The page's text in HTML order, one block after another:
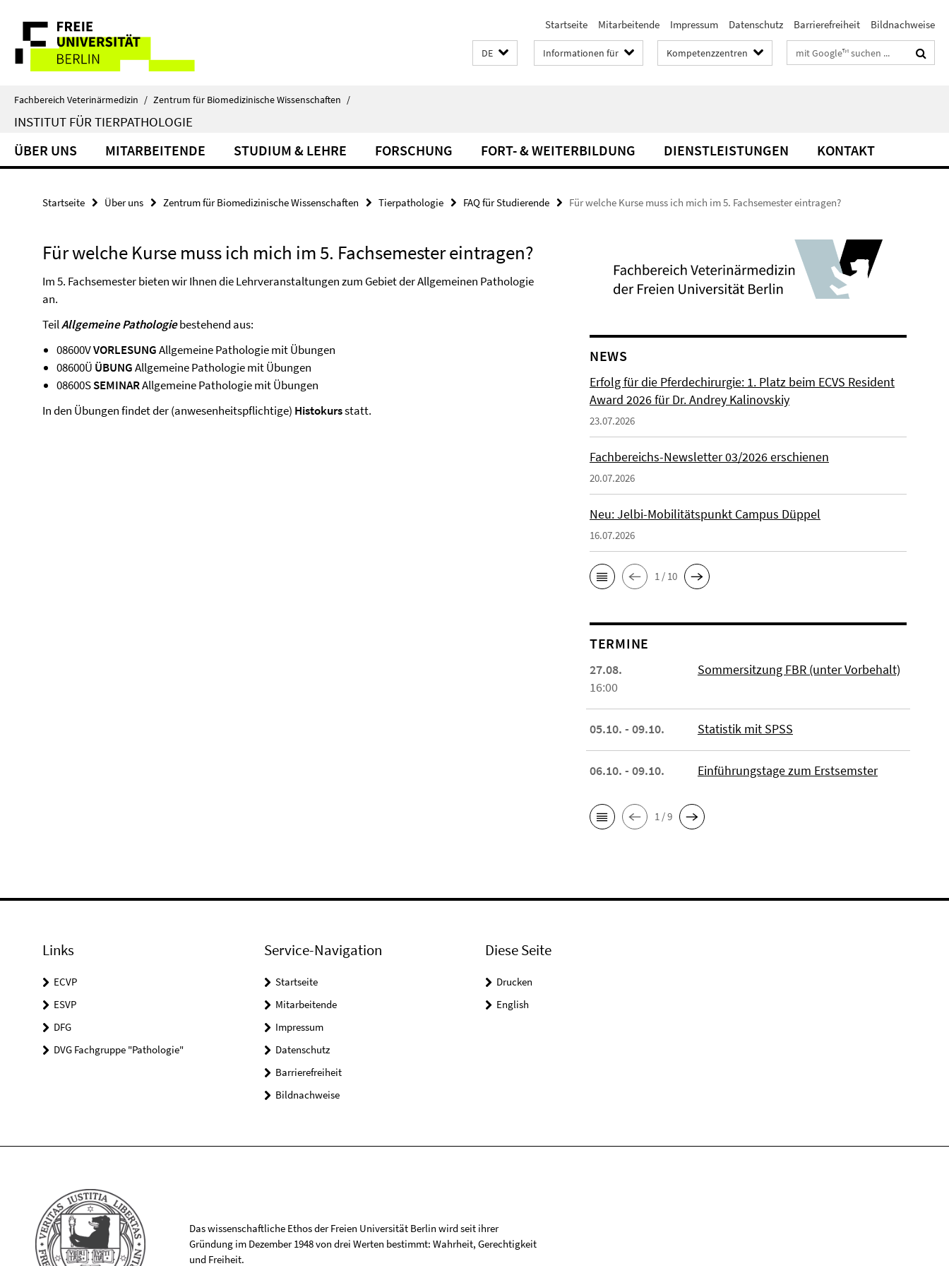
direkt
Inhalt
Service-
Navigation
Startseite Mitarbeitende Impressum Datenschutz Barrierefreiheit Bildnachweise
DE Informationen für Kompetenzzentren Suchbegriffe
Fachbereich Veterinärmedizin / Zentrum für Biomedizinische Wissenschaften /
INSTITUT FÜR TIERPATHOLOGIE
ÜBER UNS MITARBEITENDE STUDIUM & LEHRE FORSCHUNG FORT- & WEITERBILDUNG DIENSTLEISTUNGEN KONTAKT
Startseite Über uns Zentrum für Biomedizinische Wissenschaften Tierpathologie FAQ für Studierende Für welche Kurse muss ich mich im 5. Fachsemester eintragen?
Für welche Kurse muss ich mich im 5. Fachsemester eintragen?
Im 5. Fachsemester bieten wir Ihnen die Lehrveranstaltungen zum Gebiet der Allgemeinen Pathologie
an.
TeilAllgemeine Pathologiebestehend aus:
08600VVORLESUNGAllgemeine Pathologie mit Übungen
08600Ü ÜBUNGAllgemeine Pathologie mit Übungen
08600SSEMINARAllgemeine Pathologie mit Übungen
In den Übungen findet der (anwesenheitspflichtige) Histokursstatt.
NEWS
Erfolg für die Pferdechirurgie: 1. Platz beim ECVS Resident
Award 2026 für Dr. Andrey Kalinovskiy
23.07.2026
Fachbereichs-Newsletter 03/2026 erschienen
20.07.2026
Neu: Jelbi-Mobilitätspunkt Campus Düppel
16.07.2026
1 / 10
TERMINE
27.08.
16:00
Sommersitzung FBR (unter Vorbehalt)
05.10. - 09.10. Statistik mit SPSS
06.10. - 09.10. Einführungstage zum Erstsemster
1 / 9
Links
ECVP
ESVP
DFG
DVG Fachgruppe "Pathologie"
Service-Navigation
Startseite
Mitarbeitende
Impressum
Datenschutz
Barrierefreiheit
Bildnachweise
Diese Seite
Drucken
English
Das wissenschaftliche Ethos der Freien Universität Berlin wird seit ihrer
Gründung im Dezember 1948 von drei Werten bestimmt: Wahrheit, Gerechtigkeit
und Freiheit.